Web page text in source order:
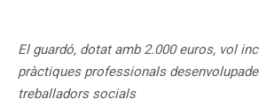
El guardó, dotat amb 2.000 euros, vol
pràctiques professionals
treballadors socials